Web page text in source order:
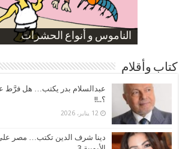
الناموس و أنواع الحشرات
الموظفين بعد ارتفاع الأسعار
ارتفاع نسبة الطلاق في مصر
صورة كاركاتيرية
صورة كاركاتيرية
كتاب وأقلام
عبدالسلام بدر يكتب… هل فرَّط
؟..!!
12 يناير، 2026
دينا شرف الدين تكتب… مصر